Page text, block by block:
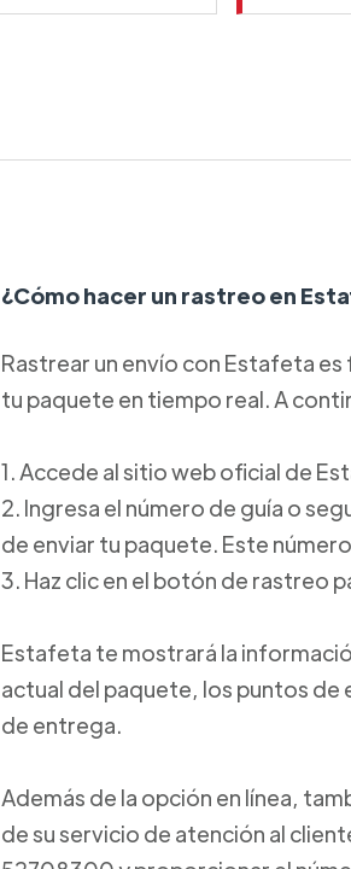
¿Cómo hacer un rastreo en
Rastrear un envío con Estafeta
tu paquete en tiempo real. A
1. Accede al sitio web oficial de
2. Ingresa el número de guía o
de enviar tu paquete. Este
3. Haz clic en el botón de rastreo
Estafeta te mostrará la
actual del paquete, los puntos de
de entrega.
Además de la opción en línea,
de su servicio de atención al